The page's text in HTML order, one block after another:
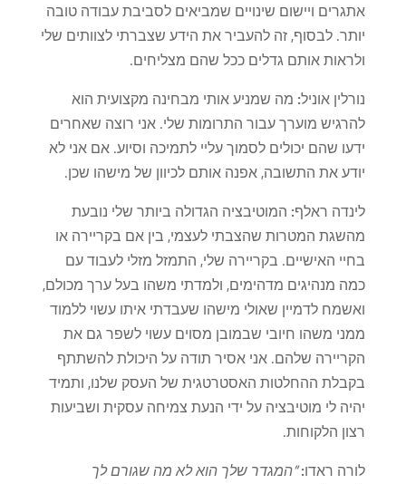
אתגרים ויישום שינויים שמביאים לסביבת עבודה טובה
יותר. לבסוף, זה להעביר את הידע שצברתי לצוותים שלי
ולראות אותם גדלים ככל שהם מצליחים.
נורלין אוניל: מה שמניע אותי מבחינה מקצועית הוא
להרגיש מוערך עבור התרומות שלי. אני רוצה שאחרים
ידעו שהם יכולים לסמוך עליי לתמיכה וסיוע. אם אני לא
יודע את התשובה, אפנה אותם לכיוון של מישהו שכן.
לינדה ראלף: המוטיבציה הגדולה ביותר שלי נובעת
מהשגת המטרות שהצבתי לעצמי, בין אם בקריירה או
בחיי האישיים. בקריירה שלי, התמזל מזלי לעבוד עם
כמה מנהיגים מדהימים, ולמדתי משהו בעל ערך מכולם,
ואשמח לדמיין שאולי מישהו שעבדתי איתו עשוי ללמוד
ממני משהו חיובי שבמובן מסוים עשוי לשפר גם את
הקריירה שלהם. אני אסיר תודה על היכולת להשתתף
בקבלת ההחלטות האסטרטגית של העסק שלנו, ותמיד
יהיה לי מוטיבציה על ידי הנעת צמיחה עסקית ושביעות
רצון הלקוחות.
לורה ראדו: "המגדר שלך הוא לא מה שגורם לך